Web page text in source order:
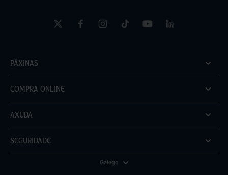
Páxinas
Compra online
Axuda
Seguridade
Galego